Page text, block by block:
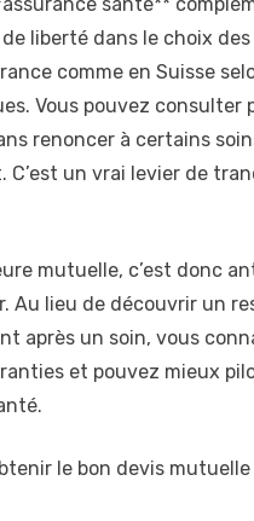
liberté dans le choix des
comme en Suisse
Vous pouvez consulter
renoncer à certains
C’est un vrai levier de
mutuelle, c’est donc
Au lieu de découvrir un
après un soin, vous
et pouvez mieux
le bon devis mutuelle